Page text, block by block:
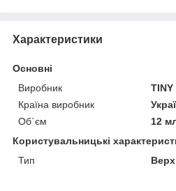
Характеристики
Основні
Виробник
TINY
Країна виробник
Об`єм
12
Користувальницькі
Тип